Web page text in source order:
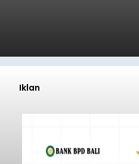
Iklan